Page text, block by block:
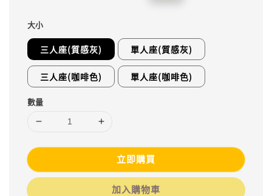
大小
三人座(質感灰) 單人座(質感灰)
三人座(咖啡色) 單人座(咖啡色)
數量
立即購買
加入購物車